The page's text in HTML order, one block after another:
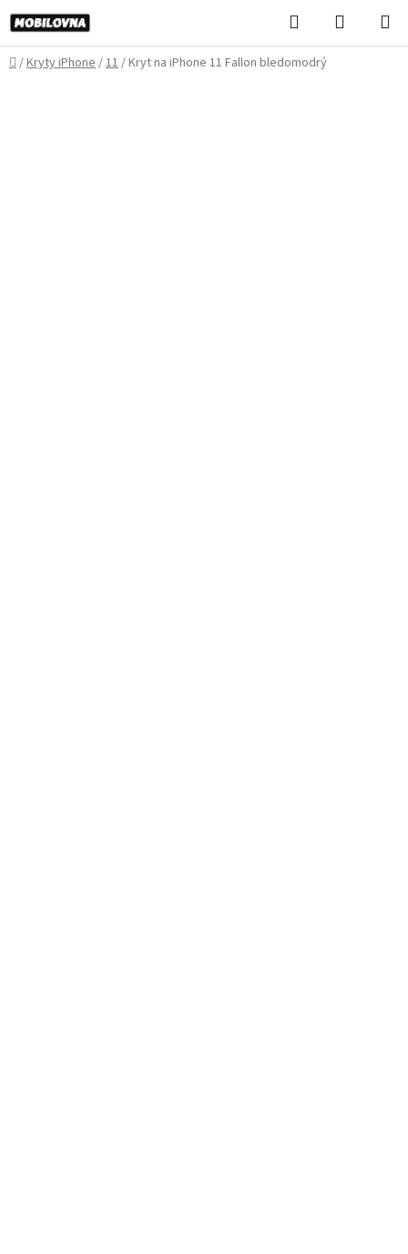
Prejsť
na
obsah
Hľadať
KOŠÍK
Domov
/Kryty iPhone/11/Kryt na iPhone 11 Fallon bledomodrý